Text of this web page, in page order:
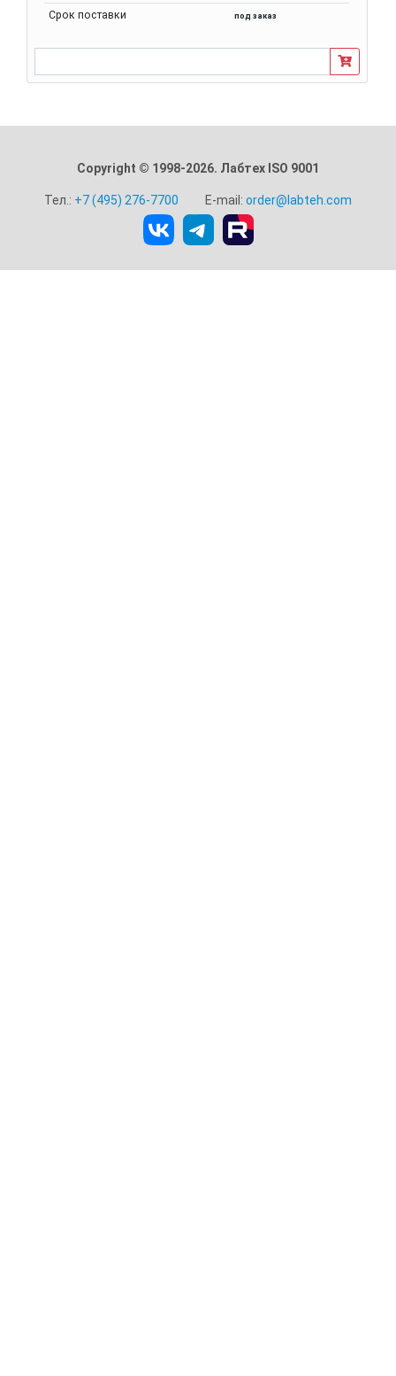
Срок поставки
под заказ
Copyright © 1998-2026. Лабтех ISO 9001
Тел.: +7 (495) 276-7700 E-mail: order@labteh.com